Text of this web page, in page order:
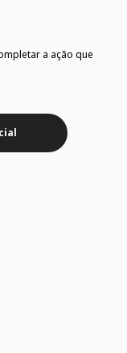
a ação que